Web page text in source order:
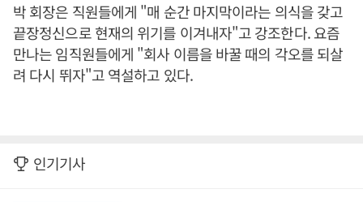
박 회장은 직원들에게 "매 순간 마지막이라는 의식을 갖고
끝장정신으로 현재의 위기를 이겨내자"고 강조한다. 요즘
만나는 임직원들에게 "회사 이름을 바꿀 때의 각오를 되살
려 다시 뛰자"고 역설하고 있다.
인기기사